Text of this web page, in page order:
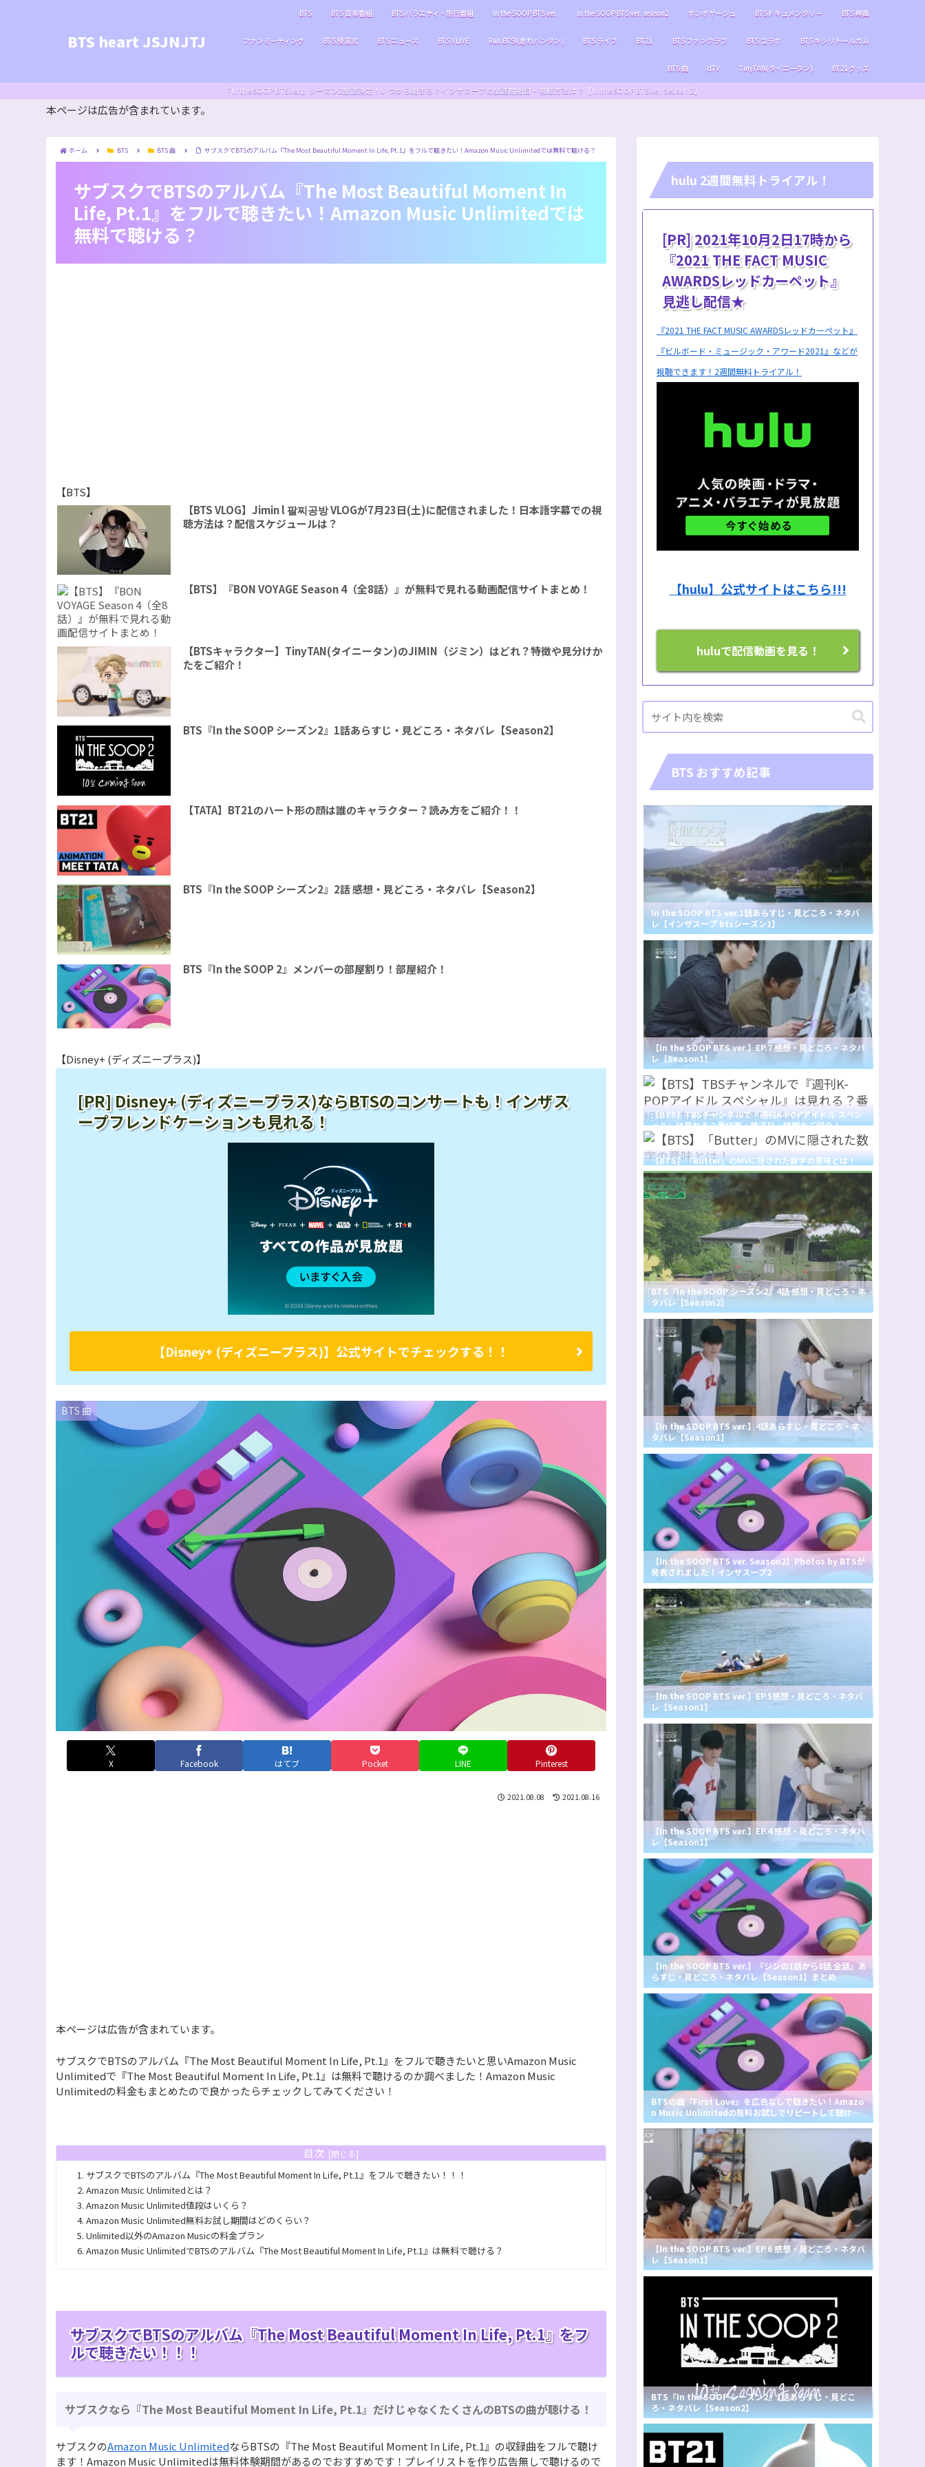
BTS heart JSJNJTJ
BTS BTS 音楽番組 BTS バラエティ・旅行番組 In the SOOP BTS ver. In the SOOP BTS ver. season2 ボンボヤージュ BTSドキュメンタリー BTS 映画
ファンミーティング BTS 授賞式 BTS ニュース BTS VLIVE Run BTS!(走れバンタン) BTS ライブ BT21 BTS ファンクラブ BTS コラボ BTS キシリトールガム
BTS 曲 dTV TinyTAN(タイニータン) BT21グッズ
『In the SOOP BTS ver.』シーズン2放送決定！いつから始まる？インザスープの放送開始日・視聴方法は？【In the SOOP BTS ver. Season 2】
本ページは広告が含まれています。
ホーム BTS BTS 曲 サブスクでBTSのアルバム『The Most Beautiful Moment In Life, Pt.1』をフルで聴きたい！Amazon Music Unlimitedでは無料で聴ける？
サブスクでBTSのアルバム『The Most Beautiful Moment In
Life, Pt.1』をフルで聴きたい！Amazon Music Unlimitedでは
無料で聴ける？
【BTS】
【BTS VLOG】Jimin l 팔찌공방 VLOGが7月23日(土)に配信されました！日本語字幕での視
聴方法は？配信スケジュールは？
【BTS】『BON VOYAGE Season 4（全8話）』が無料で見れる動画配信サイトまとめ！
【BTSキャラクター】TinyTAN(タイニータン)のJIMIN（ジミン）はどれ？特徴や見分けか
たをご紹介！
BTS『In the SOOP シーズン2』1話あらすじ・見どころ・ネタバレ【Season2】
【TATA】BT21のハート形の顔は誰のキャラクター？読み方をご紹介！！
BTS『In the SOOP シーズン2』2話 感想・見どころ・ネタバレ【Season2】
BTS『In the SOOP 2』メンバーの部屋割り！部屋紹介！
【Disney+ (ディズニープラス)】
[PR] Disney+ (ディズニープラス)ならBTSのコンサートも！インザス
ープフレンドケーションも見れる！
【Disney+ (ディズニープラス)】公式サイトでチェックする！！
BTS 曲
X Facebook はてブ Pocket LINE Pinterest
2021.08.08 2021.08.16
本ページは広告が含まれています。
サブスクでBTSのアルバム『The Most Beautiful Moment In Life, Pt.1』をフルで聴きたいと思いAmazon Music
Unlimitedで『The Most Beautiful Moment In Life, Pt.1』は無料で聴けるのか調べました！Amazon Music
Unlimitedの料金もまとめたので良かったらチェックしてみてください！
目次
サブスクでBTSのアルバム『The Most Beautiful Moment In Life, Pt.1』をフルで聴きたい！！！
Amazon Music Unlimitedとは？
Amazon Music Unlimited値段はいくら？
Amazon Music Unlimited無料お試し期間はどのくらい？
Unlimited以外のAmazon Musicの料金プラン
Amazon Music UnlimitedでBTSのアルバム『The Most Beautiful Moment In Life, Pt.1』は無料で聴ける？
サブスクでBTSのアルバム『The Most Beautiful Moment In Life, Pt.1』をフ
ルで聴きたい！！！
サブスクなら『The Most Beautiful Moment In Life, Pt.1』だけじゃなくたくさんのBTSの曲が聴ける！
サブスクのAmazon Music UnlimitedならBTSの『The Most Beautiful Moment In Life, Pt.1』の収録曲をフルで聴け
ます！Amazon Music Unlimitedは無料体験期間があるのでおすすめです！プレイリストを作り広告無しで聴けるので
hulu 2週間無料トライアル！
[PR] 2021年10月2日17時から
『2021 THE FACT MUSIC
AWARDSレッドカーペット』
見逃し配信★
『2021 THE FACT MUSIC AWARDSレッドカーペット』
『ビルボード・ミュージック・アワード2021』などが
視聴できます！2週間無料トライアル！
【hulu】公式サイトはこちら!!!
huluで配信動画を見る！
BTS おすすめ記事
In the SOOP BTS ver.1話あらすじ・見どころ・ネタバ
レ【インザスープ btsシーズン1】
【In the SOOP BTS ver.】EP.7 感想・見どころ・ネタバ
レ【Season1】
【BTS】TBSチャンネルで『週刊K-POPアイドル スペシ
ャル』は見れる？番組表・放送日・時間をご紹介！
【BTS】「Butter」のMVに隠された数字の意味とは！
BTS『In the SOOP シーズン2』4話 感想・見どころ・ネ
タバレ【Season2】
【In the SOOP BTS ver.】4話あらすじ・見どころ・ネ
タバレ【Season1】
【In the SOOP BTS ver. Season2】Photos by BTSが
発表されました！インザスープ2
【In the SOOP BTS ver.】EP.5感想・見どころ・ネタバ
レ【Season1】
【In the SOOP BTS ver.】EP.4 感想・見どころ・ネタバ
レ【Season1】
【In the SOOP BTS ver.】『ジンの1話から8話 全話』あ
らすじ・見どころ・ネタバレ【Season1】まとめ
BTSの曲『First Love』を広告なしで聴きたい！Amazo
n Music Unlimitedの無料お試しでリピートして聴け
る？
【In the SOOP BTS ver.】EP.6 感想・見どころ・ネタバ
レ【Season1】
BTS『In the SOOP シーズン2』1話あらすじ・見どこ
ろ・ネタバレ【Season2】